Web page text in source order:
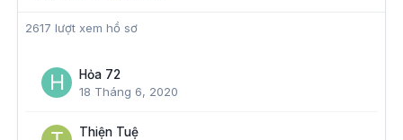
2617 lượt xem hồ sơ
Hỏa 72
18 Tháng 6, 2020
Thiện Tuệ